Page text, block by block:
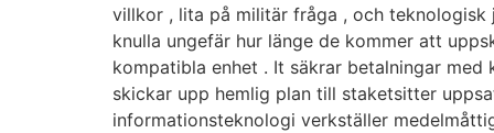
villkor , lita på militär fråga , och
knulla ungefär hur länge de kommer att
kompatibla enhet . It säkrar betalningar
skickar upp hemlig plan till staketsitter
informationsteknologi verkställer